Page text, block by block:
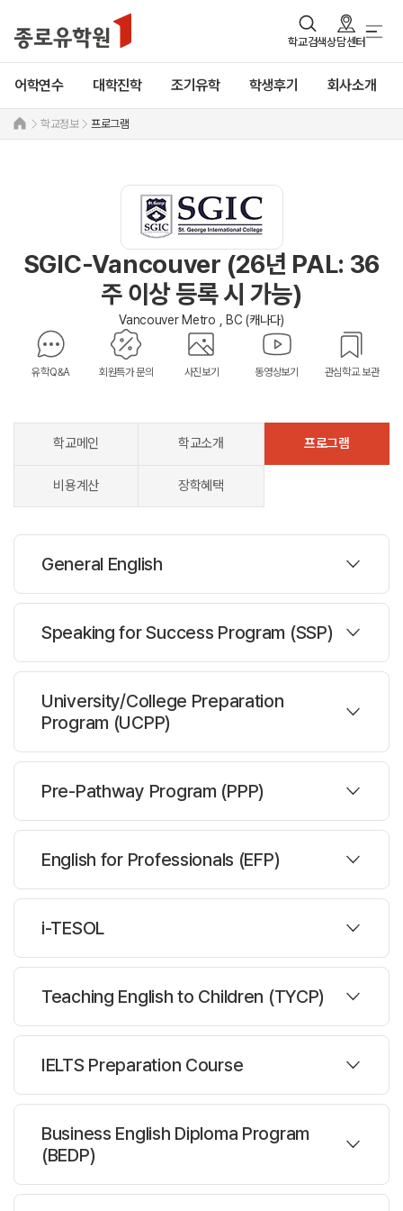
학교검색상담센터
어학연수 대학진학 조기유학 학생후기 회사소개
학교정보 프로그램
SGIC-Vancouver (26년 PAL: 36
주 이상 등록 시 가능)
Vancouver Metro , BC (캐나다)
유학Q&A 회원특가 문의 사진보기 동영상보기 관심학교 보관
학교메인 학교소개 프로그램
비용계산 장학혜택
General English
프로그램
주당레슨 :18.75/25+CFCC/25+1:1
한반명수 :8-18명
과정설명
[ 프로그램 특징 ]
ㆍ 학생 수준에 맞는 폭 넓은 수업
ㆍ 효과적인 영어학습 환경과 활기찬 수업 분위기
- 교내 영어 사용엄수 / 체계적인 학생관리 시스템
[ 수업 기간 & 시간 ]
ㆍ 레벨당 8주 (매달 테스트를 통해 85점 이상일 경우 4주 레벨업
ㆍ Full Time Intensive 기준 주 25시간 및 회화 클래스
ㆍ 1차 : 학교 내 자체테스트 SGIC Level
Speaking for Success Program (SSP)
프로그램
과정설명
파워스피킹 프로그램 (SSP)
SGIC의 SSP 프로그램은 정확한 영어 발음과 더불어 듣기,말하기에
[ 프로그램 특징 ]
ㆍ 영어 프레젠테이션의 최강자 - 발표
ㆍ 젊은 감각의 수업 스타일 - 센스있는 토론, 유투브 채널 운영, 리포터
[ 수업 기간 & 시간 ]
ㆍ 4주 (100시간) : Certificate 발급 / 8주 (200시간) : Diploma
발급
ㆍ 주 25시간
University/College Preparation
Program (UCPP)
프로그램
주당레슨 :주25시간
한반명수 : 10-18명
대학진학 프로그램 (UCPP)
SGIC의 UCPP프로그램은 Intensive English를 공부하고 나서
대학진학에 필요한 영어실력을 갖추는 전문적인 대학진학 프로그램
[ 프로그램 특징 ]
ㆍ 40개 이상의 최다 대학 파트너십 보유 - 캐나다 대학 최다 합격률
ㆍ 공인 점수 없이, 대학자체시험 없이 캐나다 대학 입학! (본과 입학)
ㆍ 대학 입학 보장제(Guarantee)
ㆍ 에세이, 쓰기 중점 - 컬리지영어 / 리서치페이퍼 - MLA스타일
Pre-Pathway Program (PPP)
프로그램
주당레슨 :주25시간
Pre-Pathway Program (PPP)
SGIC의 PPP프로그램은 UCPP 전 단계로 본 과정에 들어가기에 앞서
보다 탄탄한 대학영어 기본기를 다지는 프로그램입니다.
2. 조건부 입학 UCPP과정을 위한 첫단계
English for Professionals (EFP)
프로그램
주당레슨 :주20/25시간
한반명수 :8-18명
통번역 프로그램 (EFP)
SGIC의 EFP 프로그램은 한국말을 영어로 영어를 한국말로 동시통역,
번역에 대해 체계적으로 공부하는 프로그램 입니다.
[ 프로그램 특징 ]
i-TESOL
프로그램
주당레슨 :주25시간
한반명수 :8-18명
성인테솔 프로그램 (iTESOL)
SGIC의 i-TESOL 프로그램은 영어가 모국어가 아닌 사람들에게
Teaching English to Children (TYCP)
프로그램
주당레슨 :주25시간
한반명수 :8-18명
과정설명
IELTS Preparation Course
프로그램
Business English Diploma Program
(BEDP)